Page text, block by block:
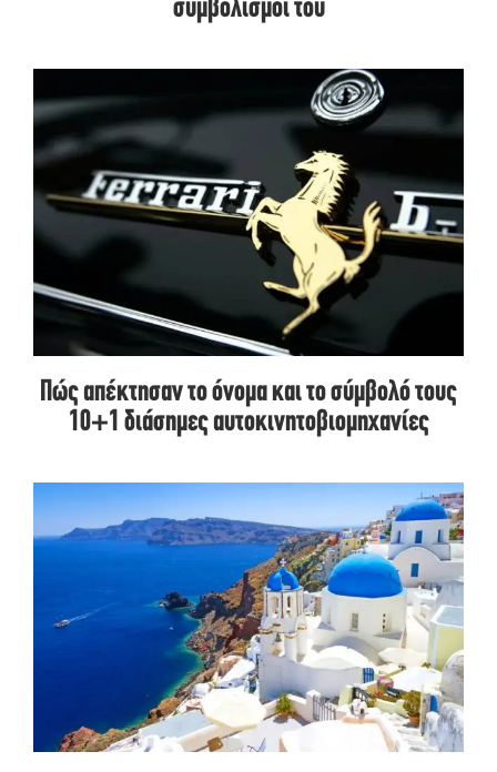
συμβολισμοί του
Πώς απέκτησαν το όνομα και το σύμβολό τους
10+1 διάσημες αυτοκινητοβιομηχανίες